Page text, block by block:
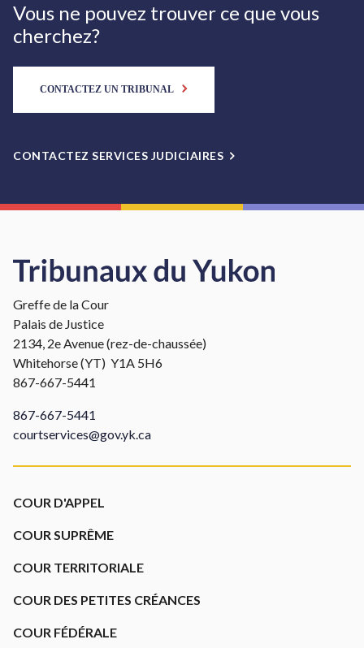
Vous ne pouvez trouver ce que vous
cherchez?
CONTACTEZ UN TRIBUNAL
CONTACTEZ SERVICES JUDICIAIRES
Greffe de la Cour
Palais de Justice
2134, 2e Avenue (rez-de-chaussée)
Whitehorse (YT) Y1A 5H6
867-667-5441
867-667-5441
courtservices@gov.yk.ca
Footer
COUR D'APPEL
COUR SUPRÊME
COUR TERRITORIALE
COUR DES PETITES CRÉANCES
COUR FÉDÉRALE